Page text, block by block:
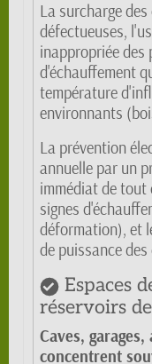
La surcharge
défectueuses,
inappropriée des
d'échauffement
température
environnants
La prévention
annuelle par un
immédiat de tout
signes
déformation), et
de puissance
Espaces
réservoirs
Caves,
concentrent